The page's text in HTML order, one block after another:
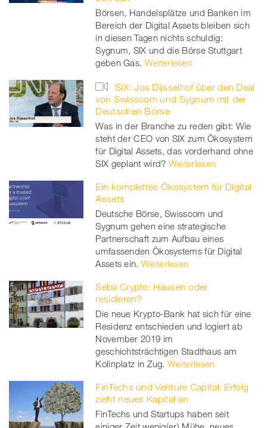
Börsen, Handelsplätze und Banken im
Bereich der Digital Assets bleiben sich
in diesen Tagen nichts schuldig:
Sygnum, SIX und die Börse Stuttgart
geben Gas. Weiterlesen
SIX: Jos Dijsselhof über den Deal
von Swisscom und Sygnum mit der
Deutschen Börse
Was in der Branche zu reden gibt: Wie
steht der CEO von SIX zum Ökosystem
für Digital Assets, das vorderhand ohne
SIX geplant wird? Weiterlesen
Ein komplettes Ökosystem für Digital
Assets
Deutsche Börse, Swisscom und
Sygnum gehen eine strategische
Partnerschaft zum Aufbau eines
umfassenden Ökosystems für Digital
Assets ein. Weiterlesen
Seba Crypto: Hausen oder
residieren?
Die neue Krypto-Bank hat sich für eine
Residenz entschieden und logiert ab
November 2019 im
geschichtsträchtigen Stadthaus am
Kolinplatz in Zug. Weiterlesen
FinTechs und Venture Capital: Erfolg
zieht neues Kapital an
FinTechs und Startups haben seit